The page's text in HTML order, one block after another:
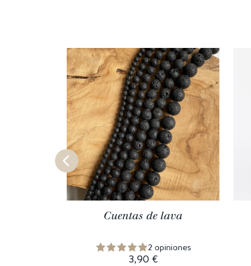
Cuentas de lava
2 opiniones
3,90 €